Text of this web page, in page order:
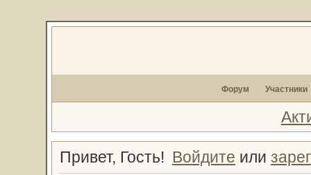
Форум Участники
Привет, Гость! Войдите или